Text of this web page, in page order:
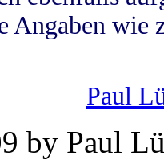
Angaben wie
Paul
by Paul